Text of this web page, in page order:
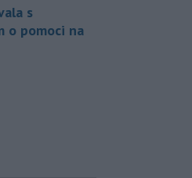
s
o pomoci na